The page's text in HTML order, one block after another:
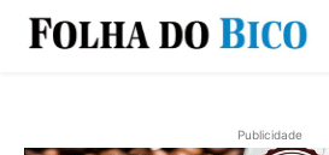
Publicidade